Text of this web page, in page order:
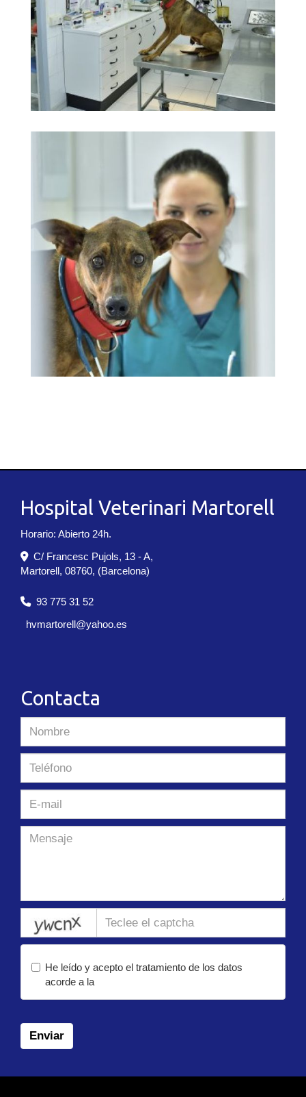
Ampliar
Hospital Veterinari Martorell
Horario: Abierto 24h.
C/ Francesc Pujols, 13 - A,
Martorell, 08760, (Barcelona)
93 775 31 52
hvmartorell
yahoo.es
Contacta
He leído y acepto el tratamiento de los datos
acorde a la
Enviar